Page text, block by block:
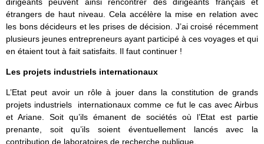
dirigeants peuvent ainsi rencontrer des dirigeants français et
étrangers de haut niveau. Cela accélère la mise en relation avec
les bons décideurs et les prises de décision. J’ai croisé récemment
plusieurs jeunes entrepreneurs ayant participé à ces voyages et qui
en étaient tout à fait satisfaits. Il faut continuer !
Les projets industriels internationaux
L’Etat peut avoir un rôle à jouer dans la constitution de grands
projets industriels internationaux comme ce fut le cas avec Airbus
et Ariane. Soit qu’ils émanent de sociétés où l’Etat est partie
prenante, soit qu’ils soient éventuellement lancés avec la
contribution de laboratoires de recherche publique.